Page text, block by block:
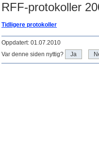
RFF-protokoller
Tidligere protokoller
Oppdatert: 01.07.2010
Var denne siden nyttig?
Ja